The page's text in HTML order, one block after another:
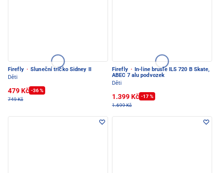
Firefly · Sluneční tričko Sidney II
Děti
479 Kč -36 %
749 Kč
Firefly ·
In-line brusle ILS 720 B Skate,
ABEC 7 alu podvozek
Děti
1.399 Kč -17 %
1.699 Kč